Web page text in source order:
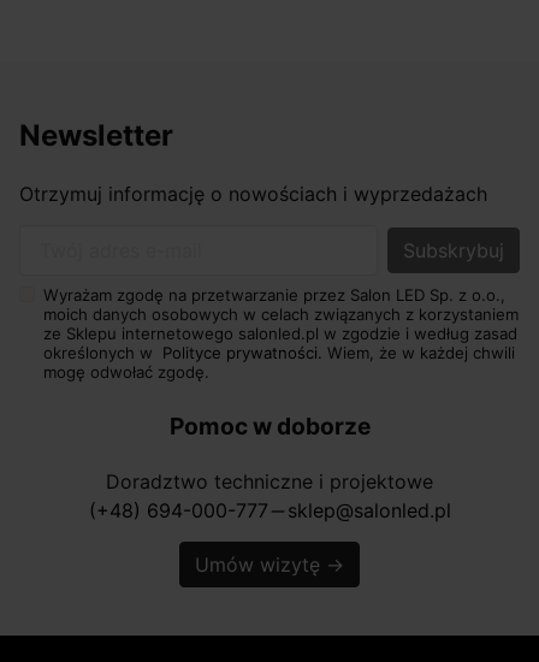
Newsletter
Otrzymuj informację o nowościach i wyprzedażach
Wyrażam zgodę na przetwarzanie przez Salon LED Sp. z o.o.,
moich danych osobowych w celach związanych z korzystaniem
ze Sklepu internetowego salonled.pl w zgodzie i według zasad
określonych w Polityce prywatności. Wiem, że w każdej chwili
mogę odwołać zgodę.
Pomoc w doborze
Doradztwo techniczne i projektowe
(+48) 694-000-777 horizontal_rule sklep@salonled.pl
Umów wizytę →